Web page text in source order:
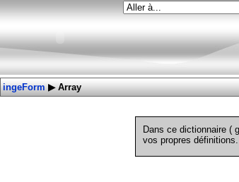
ingeForm ▶Array
Dans ce dictionnaire (
vos propres définitions.